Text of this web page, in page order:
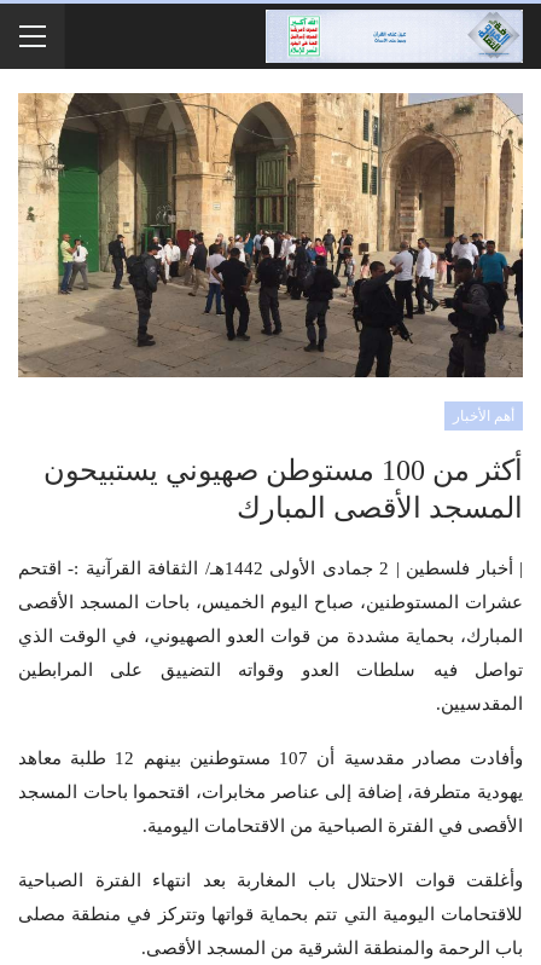
أهم الأخبار
أكثر من 100 مستوطن صهيوني يستبيحون
المسجد الأقصى المبارك
| أخبار فلسطين | 2 جمادى الأولى 1442هـ/ الثقافة القرآنية :- اقتحم
عشرات المستوطنين، صباح اليوم الخميس، باحات المسجد الأقصى
المبارك، بحماية مشددة من قوات العدو الصهيوني، في الوقت الذي
تواصل فيه سلطات العدو وقواته التضييق على المرابطين
المقدسيين.
وأفادت مصادر مقدسية أن 107 مستوطنين بينهم 12 طلبة معاهد
يهودية متطرفة، إضافة إلى عناصر مخابرات، اقتحموا باحات المسجد
الأقصى في الفترة الصباحية من الاقتحامات اليومية.
وأغلقت قوات الاحتلال باب المغاربة بعد انتهاء الفترة الصباحية
للاقتحامات اليومية التي تتم بحماية قواتها وتتركز في منطقة مصلى
باب الرحمة والمنطقة الشرقية من المسجد الأقصى.